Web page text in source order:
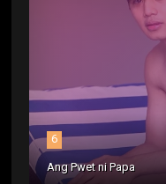
6
Ang Pwet ni Papa